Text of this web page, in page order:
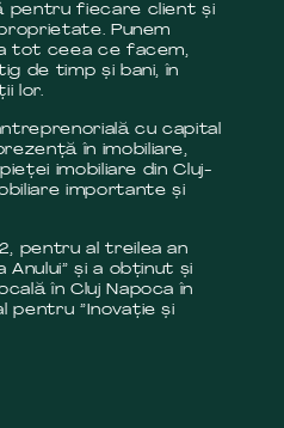
pentru fiecare client și
Punem
tot ceea ce facem,
de timp și bani, în
lor.
cu capital
în imobiliare,
imobiliare din Cluj-
importante și
pentru al treilea an
Anului” și a obținut și
în Cluj Napoca în
pentru ”Inovație și